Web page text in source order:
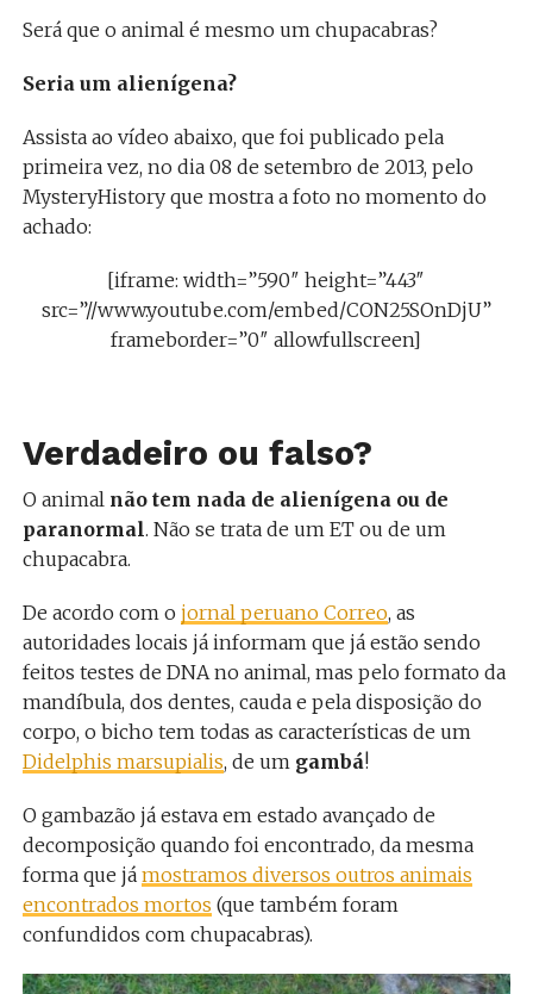
Será que o animal é mesmo um chupacabras?
Seria um alienígena?
Assista ao vídeo abaixo, que foi publicado pela
primeira vez, no dia 08 de setembro de 2013, pelo
MysteryHistory que mostra a foto no momento do
achado:
[iframe: width=”590″ height=”443″
src=”//www.youtube.com/embed/CON25SOnDjU”
frameborder=”0″ allowfullscreen]
Verdadeiro ou falso?
O animal não tem nada de alienígena ou de
paranormal. Não se trata de um ET ou de um
chupacabra.
De acordo com o jornal peruano Correo, as
autoridades locais já informam que já estão sendo
feitos testes de DNA no animal, mas pelo formato da
mandíbula, dos dentes, cauda e pela disposição do
corpo, o bicho tem todas as características de um
Didelphis marsupialis, de um gambá!
O gambazão já estava em estado avançado de
decomposição quando foi encontrado, da mesma
forma que já mostramos diversos outros animais
encontrados mortos (que também foram
confundidos com chupacabras).